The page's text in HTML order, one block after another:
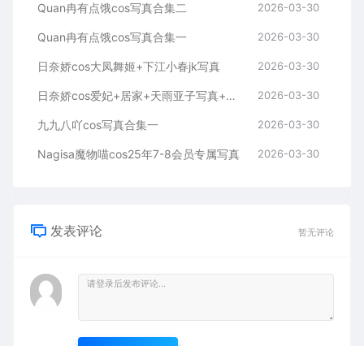
Quan冉有点饿cos写真合集二 2026-03-30
Quan冉有点饿cos写真合集一 2026-03-30
日奈娇cos大凤舞姬+下江小春jk写真 2026-03-30
日奈娇cos爱妃+居家+天雨亚子写真+视频 2026-03-30
九九八吖cos写真合集一 2026-03-30
Nagisa魔物喵cos25年7-8会员专属写真 2026-03-30
发表评论 暂无评论